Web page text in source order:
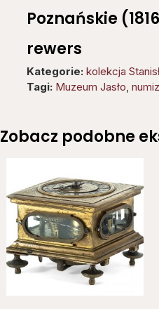
Poznańskie
rewers
Kategorie: kolekcja
Tagi: Muzeum Jasło,
Zobacz podobne